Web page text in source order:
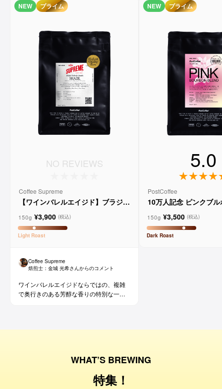
NEW プライム
NO REVIEWS
Coffee Supreme
【ワインバレルエイジド】ブラジル
ョ
150g ¥3,900 (税込)
Light Roast
Coffee Supreme
焙煎士： 金城 光希さんからのコメント
ワインバレルエイジドならではの、複雑
で奥行きのある芳醇な香りの特別な一杯
NEW プライム
5.0
PostCoffee
10万人記念 ピンクブ
150g ¥3,500 (税込)
Dark Roast
WHAT’S BREWING
特集！